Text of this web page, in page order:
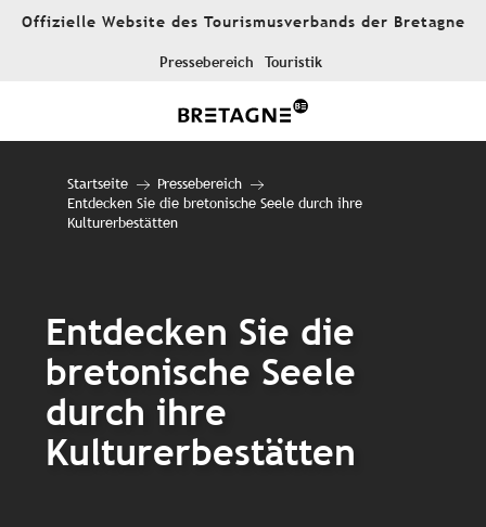
AllerOffizielle Website des Tourismusverbands der Bretagne
Pressebereich Touristik
Startseite
Pressebereich
Entdecken Sie die bretonische Seele durch ihre
Kulturerbestätten
Entdecken Sie die
bretonische Seele
durch ihre
Kulturerbestätten